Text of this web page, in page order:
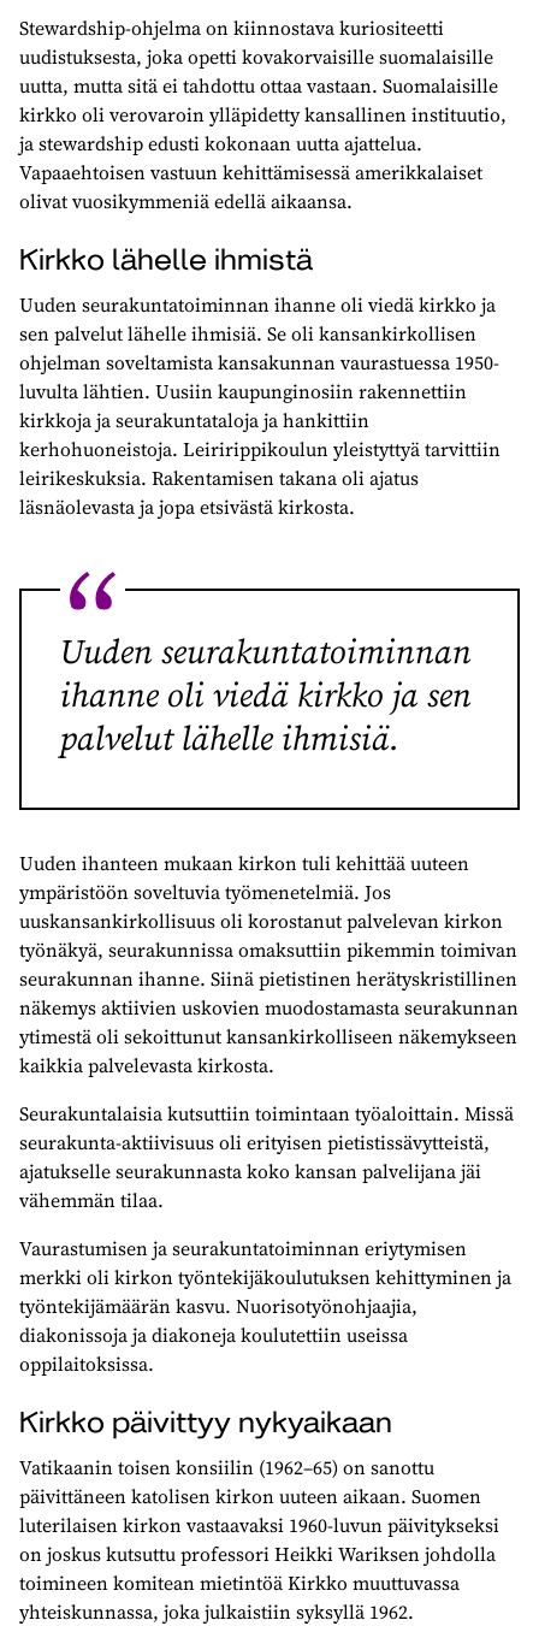
Stewardship-ohjelma on kiinnostava kuriositeetti
uudistuksesta, joka opetti kovakorvaisille suomalaisille
uutta, mutta sitä ei tahdottu ottaa vastaan. Suomalaisille
kirkko oli verovaroin ylläpidetty kansallinen instituutio,
ja stewardship edusti kokonaan uutta ajattelua.
Vapaaehtoisen vastuun kehittämisessä amerikkalaiset
olivat vuosikymmeniä edellä aikaansa.
Kirkko lähelle ihmistä
Uuden seurakuntatoiminnan ihanne oli viedä kirkko ja
sen palvelut lähelle ihmisiä. Se oli kansankirkollisen
ohjelman soveltamista kansakunnan vaurastuessa 1950-
luvulta lähtien. Uusiin kaupunginosiin rakennettiin
kirkkoja ja seurakuntataloja ja hankittiin
kerhohuoneistoja. Leiririppikoulun yleistyttyä tarvittiin
leirikeskuksia. Rakentamisen takana oli ajatus
läsnäolevasta ja jopa etsivästä kirkosta.
Uuden seurakuntatoiminnan
ihanne oli viedä kirkko ja sen
palvelut lähelle ihmisiä.
Uuden ihanteen mukaan kirkon tuli kehittää uuteen
ympäristöön soveltuvia työmenetelmiä. Jos
uuskansankirkollisuus oli korostanut palvelevan kirkon
työnäkyä, seurakunnissa omaksuttiin pikemmin toimivan
seurakunnan ihanne. Siinä pietistinen herätyskristillinen
näkemys aktiivien uskovien muodostamasta seurakunnan
ytimestä oli sekoittunut kansankirkolliseen näkemykseen
kaikkia palvelevasta kirkosta.
Seurakuntalaisia kutsuttiin toimintaan työaloittain. Missä
seurakunta-aktiivisuus oli erityisen pietistissävytteistä,
ajatukselle seurakunnasta koko kansan palvelijana jäi
vähemmän tilaa.
Vaurastumisen ja seurakuntatoiminnan eriytymisen
merkki oli kirkon työntekijäkoulutuksen kehittyminen ja
työntekijämäärän kasvu. Nuorisotyönohjaajia,
diakonissoja ja diakoneja koulutettiin useissa
oppilaitoksissa.
Kirkko päivittyy nykyaikaan
Vatikaanin toisen konsiilin (1962–65) on sanottu
päivittäneen katolisen kirkon uuteen aikaan. Suomen
luterilaisen kirkon vastaavaksi 1960-luvun päivitykseksi
on joskus kutsuttu professori Heikki Wariksen johdolla
toimineen komitean mietintöä Kirkko muuttuvassa
yhteiskunnassa, joka julkaistiin syksyllä 1962.